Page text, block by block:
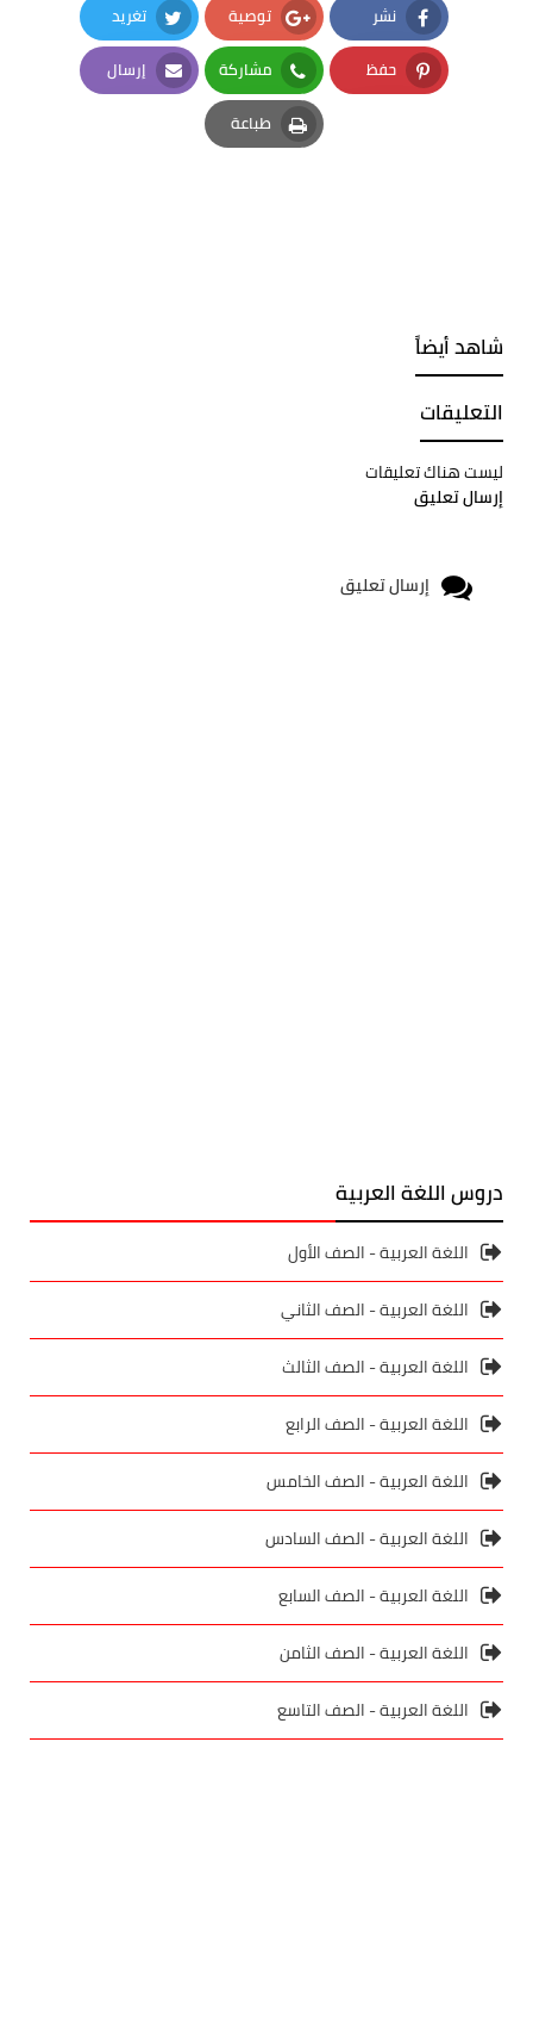
نشر
Facebook
توصية
Google Plus
تغريد
Twitter
حفظ
Pinterest
مشاركة
Whatsapp
إرسال
Email
طباعة
Print
شاهد أيضاً
التعليقات
ليست هناك تعليقات
إرسال تعليق
إرسال تعليق
دروس اللغة العربية
اللغة العربية - الصف الأول
اللغة العربية - الصف الثاني
اللغة العربية - الصف الثالث
اللغة العربية - الصف الرابع
اللغة العربية - الصف الخامس
اللغة العربية - الصف السادس
اللغة العربية - الصف السابع
اللغة العربية - الصف الثامن
اللغة العربية - الصف التاسع